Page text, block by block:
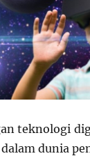
teknologi
dunia